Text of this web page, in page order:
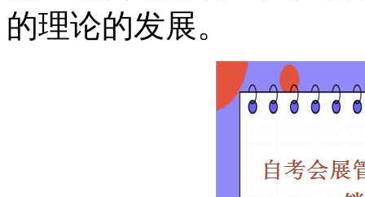
的理论的发展。